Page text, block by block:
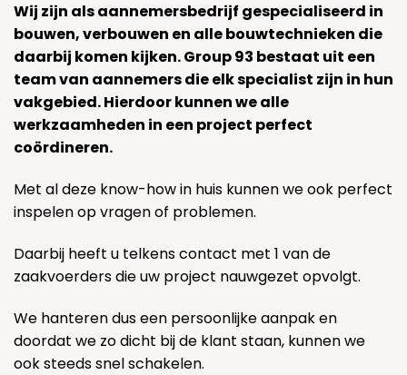
Wij zijn als aannemersbedrijf gespecialiseerd in
bouwen, verbouwen en alle bouwtechnieken die
daarbij komen kijken. Group 93 bestaat uit een
team van aannemers die elk specialist zijn in hun
vakgebied. Hierdoor kunnen we alle
werkzaamheden in een project perfect
coördineren.
Met al deze know-how in huis kunnen we ook perfect
inspelen op vragen of problemen.
Daarbij heeft u telkens contact met 1 van de
zaakvoerders die uw project nauwgezet opvolgt.
We hanteren dus een persoonlijke aanpak en
doordat we zo dicht bij de klant staan, kunnen we
ook steeds snel schakelen.